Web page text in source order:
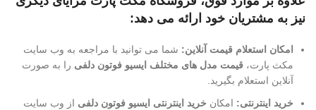
نیز به مشتریان خود ارائه می دهد:
امکان استعلام قیمت آنلاین: شما می توانید با مراجعه به وب سایت
مکث پارت، قیمت مدل های مختلف ایسیو فوتون دلفی را به صورت
آنلاین استعلام بگیرید.
خرید اینترنتی: امکان خرید اینترنتی ایسیو فوتون دلفی از وب سایت